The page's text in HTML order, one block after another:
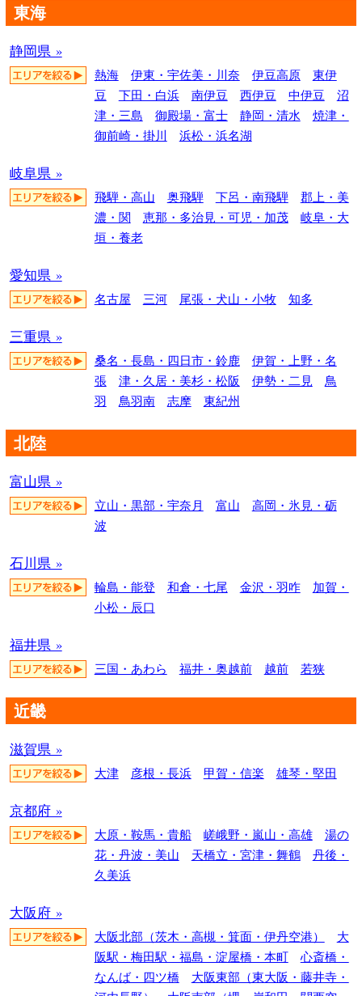
東海
静岡県 »
熱海 伊東・宇佐美・川奈 伊豆高原
東伊
豆
下田・白浜 南伊豆 西伊豆 中伊豆
沼
津・三島
御殿場・富士 静岡・清水
焼津・
御前崎・掛川
浜松・浜名湖
岐阜県 »
飛騨・高山 奥飛騨 下呂・南飛騨
郡上・美
濃・関
恵那・多治見・可児・加茂
岐阜・大
垣・養老
愛知県 »
名古屋 三河 尾張・犬山・小牧 知多
三重県 »
桑名・長島・四日市・鈴鹿
伊賀・上野・名
張
津・久居・美杉・松阪 伊勢・二見
鳥
羽
鳥羽南 志摩 東紀州
北陸
富山県 »
立山・黒部・宇奈月 富山
高岡・氷見・砺
波
石川県 »
輪島・能登 和倉・七尾 金沢・羽咋
加賀・
小松・辰口
福井県 »
三国・あわら 福井・奥越前 越前 若狭
近畿
滋賀県 »
大津 彦根・長浜 甲賀・信楽 雄琴・堅田
京都府 »
大原・鞍馬・貴船 嵯峨野・嵐山・高雄
湯の
花・丹波・美山
天橋立・宮津・舞鶴
丹後・
久美浜
大阪府 »
大阪北部（茨木・高槻・箕面・伊丹空港）
大
阪駅・梅田駅・福島・淀屋橋・本町
心斎橋・
なんば・四ツ橋
大阪東部（東大阪・藤井寺・